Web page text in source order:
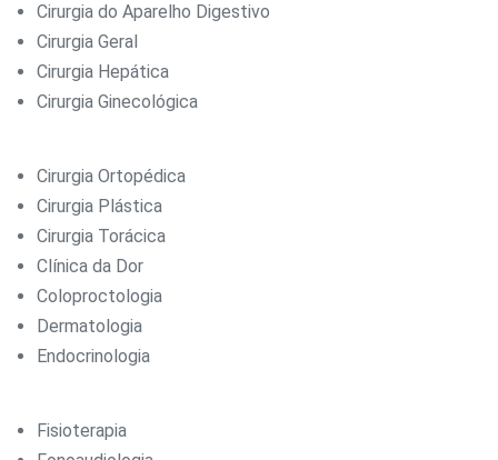
Cirurgia do Aparelho Digestivo
Cirurgia Geral
Cirurgia Hepática
Cirurgia Ginecológica
Cirurgia Ortopédica
Cirurgia Plástica
Cirurgia Torácica
Clínica da Dor
Coloproctologia
Dermatologia
Endocrinologia
Fisioterapia